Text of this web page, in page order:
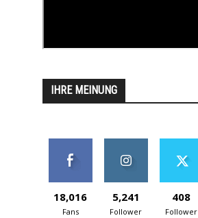
IHRE MEINUNG
18,016
Fans
5,241
Follower
408
Follower